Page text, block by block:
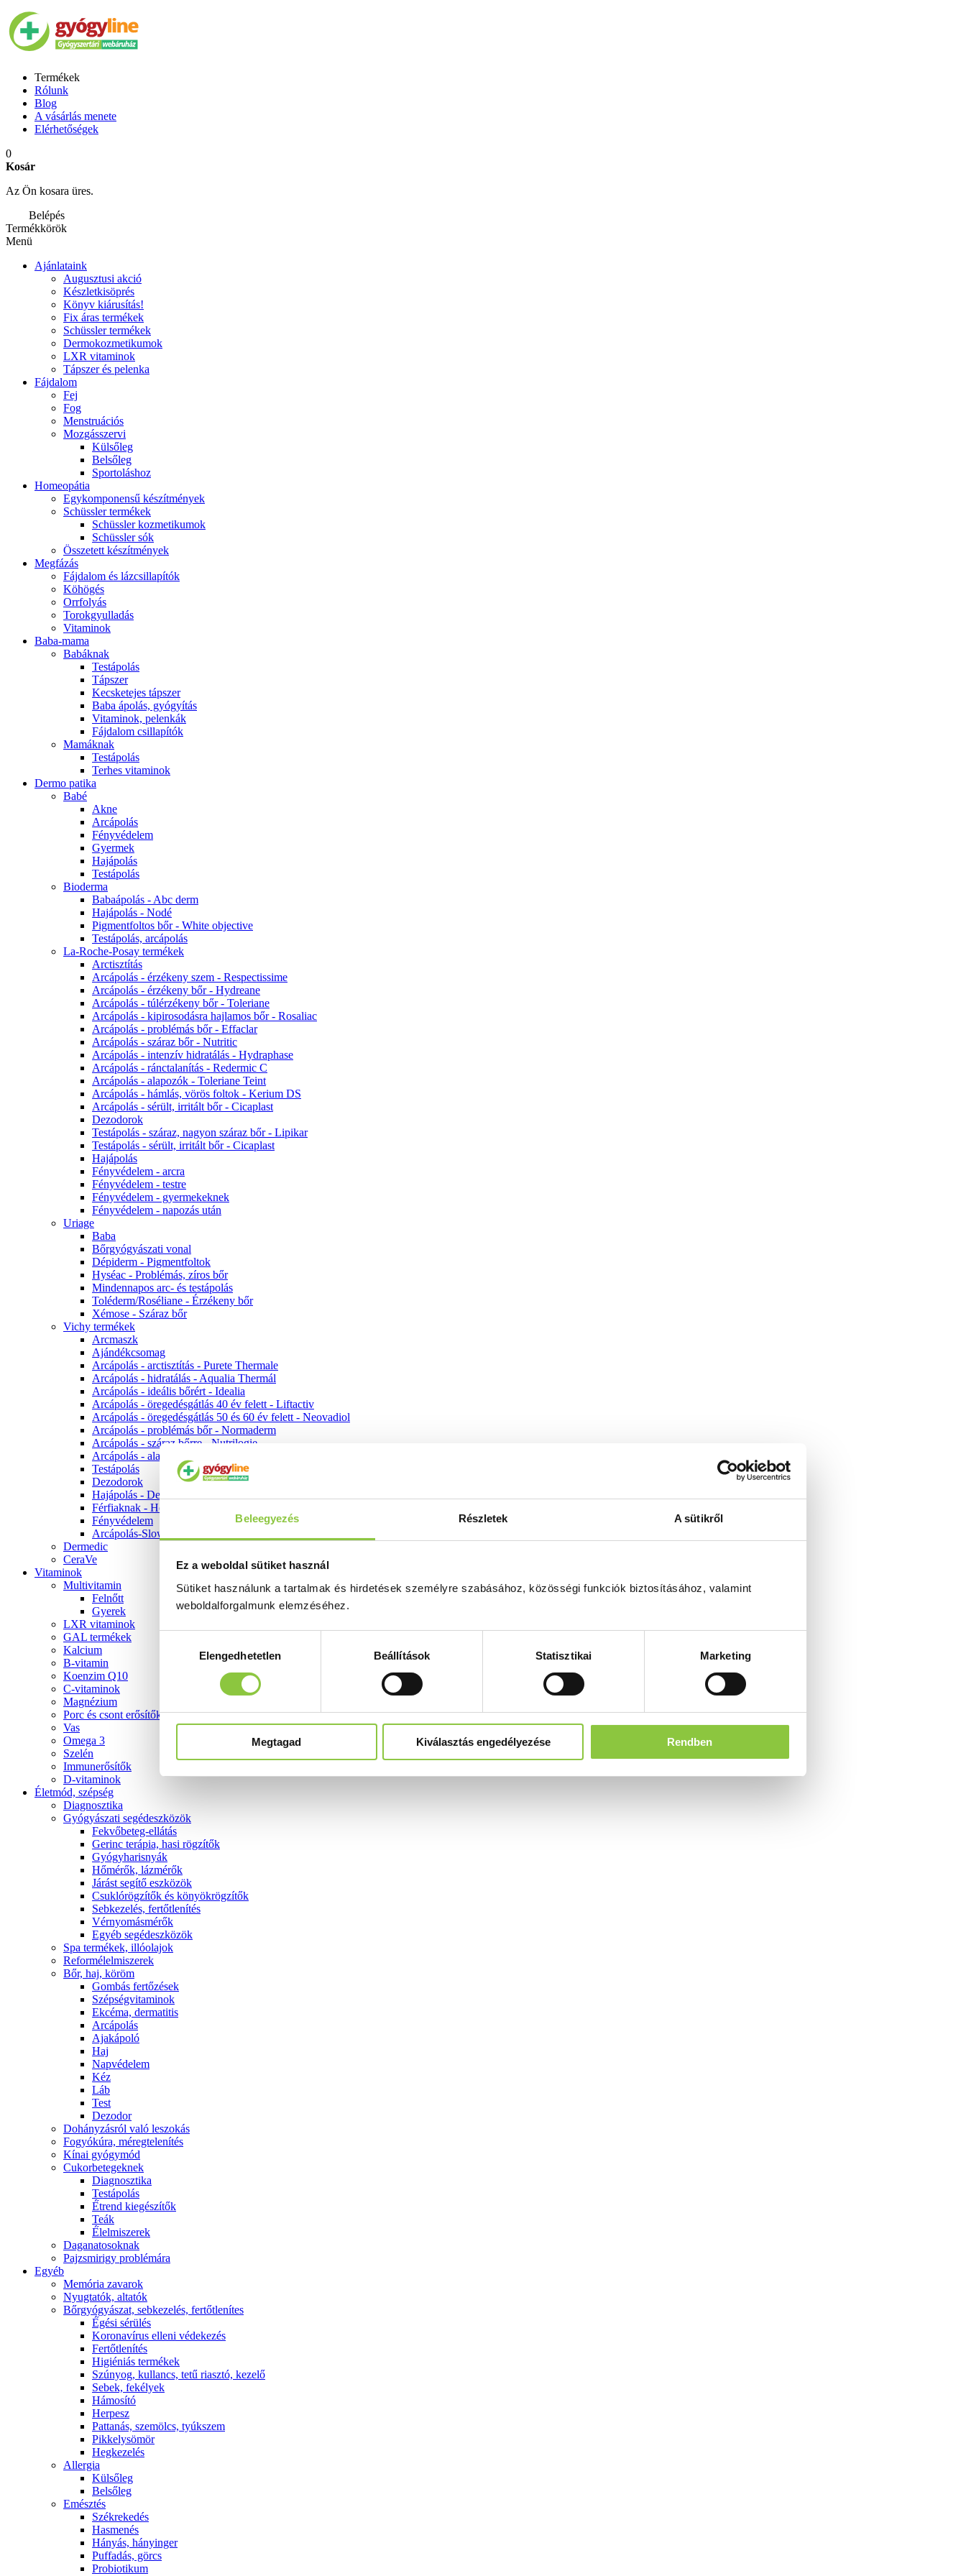
Beleegyezés Részletek A sütikről
Ez a weboldal sütiket használ
Sütiket használunk a tartalmak és hirdetések személyre szabásához, közösségi funkciók biztosításához, valamint
weboldalforgalmunk elemzéséhez.
kiválasztásaElengedhetetlen Beállítások Statisztikai Marketing
Megtagad Kiválasztás engedélyezése Rendben
Termékek
Rólunk
Blog
A vásárlás menete
Elérhetőségek
0
Kosár
Az Ön kosara üres.
Belépés
Termékkörök
Menü
Ajánlataink
Augusztusi akció
Készletkisöprés
Könyv kiárusítás!
Fix áras termékek
Schüssler termékek
Dermokozmetikumok
LXR vitaminok
Tápszer és pelenka
Fájdalom
Fej
Fog
Menstruációs
Mozgásszervi
Külsőleg
Belsőleg
Sportoláshoz
Homeopátia
Egykomponensű készítmények
Schüssler termékek
Schüssler kozmetikumok
Schüssler sók
Összetett készítmények
Megfázás
Fájdalom és lázcsillapítók
Köhögés
Orrfolyás
Torokgyulladás
Vitaminok
Baba-mama
Babáknak
Testápolás
Tápszer
Kecsketejes tápszer
Baba ápolás, gyógyítás
Vitaminok, pelenkák
Fájdalom csillapítók
Mamáknak
Testápolás
Terhes vitaminok
Dermo patika
Babé
Akne
Arcápolás
Fényvédelem
Gyermek
Hajápolás
Testápolás
Bioderma
Babaápolás - Abc derm
Hajápolás - Nodé
Pigmentfoltos bőr - White objective
Testápolás, arcápolás
La-Roche-Posay termékek
Arctisztítás
Arcápolás - érzékeny szem - Respectissime
Arcápolás - érzékeny bőr - Hydreane
Arcápolás - túlérzékeny bőr - Toleriane
Arcápolás - kipirosodásra hajlamos bőr - Rosaliac
Arcápolás - problémás bőr - Effaclar
Arcápolás - száraz bőr - Nutritic
Arcápolás - intenzív hidratálás - Hydraphase
Arcápolás - ránctalanítás - Redermic C
Arcápolás - alapozók - Toleriane Teint
Arcápolás - hámlás, vörös foltok - Kerium DS
Arcápolás - sérült, irritált bőr - Cicaplast
Dezodorok
Testápolás - száraz, nagyon száraz bőr - Lipikar
Testápolás - sérült, irritált bőr - Cicaplast
Hajápolás
Fényvédelem - arcra
Fényvédelem - testre
Fényvédelem - gyermekeknek
Fényvédelem - napozás után
Uriage
Baba
Bőrgyógyászati vonal
Dépiderm - Pigmentfoltok
Hyséac - Problémás, zíros bőr
Mindennapos arc- és testápolás
Toléderm/Roséliane - Érzékeny bőr
Xémose - Száraz bőr
Vichy termékek
Arcmaszk
Ajándékcsomag
Arcápolás - arctisztítás - Purete Thermale
Arcápolás - hidratálás - Aqualia Thermál
Arcápolás - ideális bőrért - Idealia
Arcápolás - öregedésgátlás 40 év felett - Liftactiv
Arcápolás - öregedésgátlás 50 és 60 év felett - Neovadiol
Arcápolás - problémás bőr - Normaderm
Arcápolás - száraz bőrre - Nutrilogie
Arcápolás - alapozók
Testápolás
Dezodorok
Hajápolás - Dercos
Férfiaknak - Homme
Fényvédelem
Arcápolás-Slow Age
Dermedic
CeraVe
Vitaminok
Multivitamin
Felnőtt
Gyerek
LXR vitaminok
GAL termékek
Kalcium
B-vitamin
Koenzim Q10
C-vitaminok
Magnézium
Porc és csont erősítők
Vas
Omega 3
Szelén
Immunerősítők
D-vitaminok
Életmód, szépség
Diagnosztika
Gyógyászati segédeszközök
Fekvőbeteg-ellátás
Gerinc terápia, hasi rögzítők
Gyógyharisnyák
Hőmérők, lázmérők
Járást segítő eszközök
Csuklórögzítők és könyökrögzítők
Sebkezelés, fertőtlenítés
Vérnyomásmérők
Egyéb segédeszközök
Spa termékek, illóolajok
Reformélelmiszerek
Bőr, haj, köröm
Gombás fertőzések
Szépségvitaminok
Ekcéma, dermatitis
Arcápolás
Ajakápoló
Haj
Napvédelem
Kéz
Láb
Test
Dezodor
Dohányzásról való leszokás
Fogyókúra, méregtelenítés
Kínai gyógymód
Cukorbetegeknek
Diagnosztika
Testápolás
É́trend kiegészítők
Teák
É́lelmiszerek
Daganatosoknak
Pajzsmirigy problémára
Egyéb
Memória zavarok
Nyugtatók, altatók
Bőrgyógyászat, sebkezelés, fertőtlenítes
É́gési sérülés
Koronavírus elleni védekezés
Fertőtlenítés
Higiéniás termékek
Szúnyog, kullancs, tetű riasztó, kezelő
Sebek, fekélyek
Hámosító
Herpesz
Pattanás, szemölcs, tyúkszem
Pikkelysömör
Hegkezelés
Allergia
Külsőleg
Belsőleg
Emésztés
Székrekedés
Hasmenés
Hányás, hányinger
Puffadás, görcs
Probiotikum